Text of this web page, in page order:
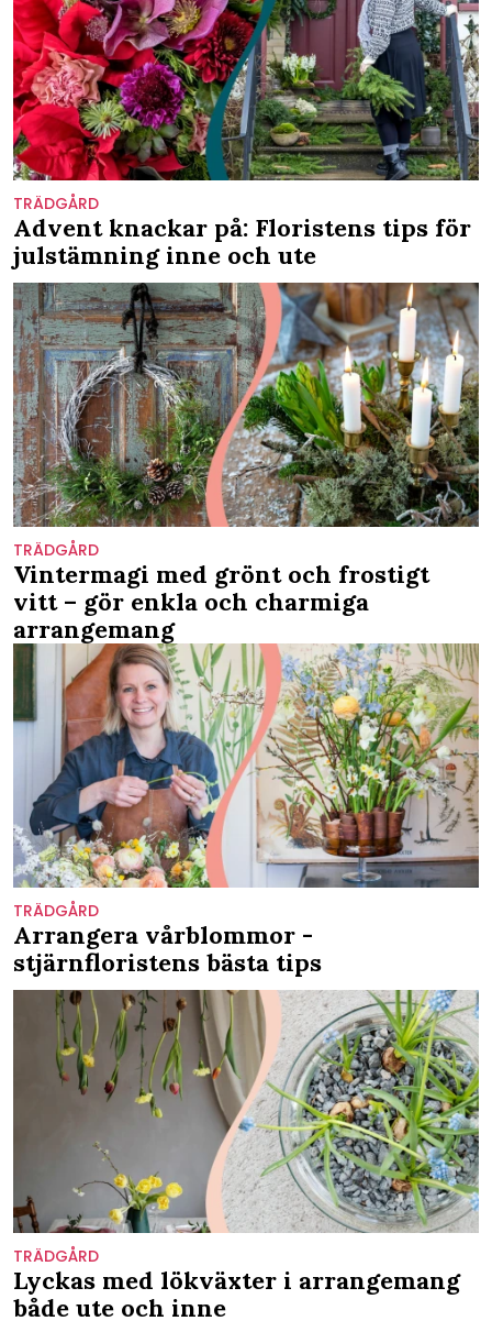
TRÄDGÅRD
Advent knackar på: Floristens tips för
julstämning inne och ute
TRÄDGÅRD
Vintermagi med grönt och frostigt
vitt – gör enkla och charmiga
arrangemang
TRÄDGÅRD
Arrangera vårblommor -
stjärnfloristens bästa tips
TRÄDGÅRD
Lyckas med lökväxter i arrangemang
både ute och inne